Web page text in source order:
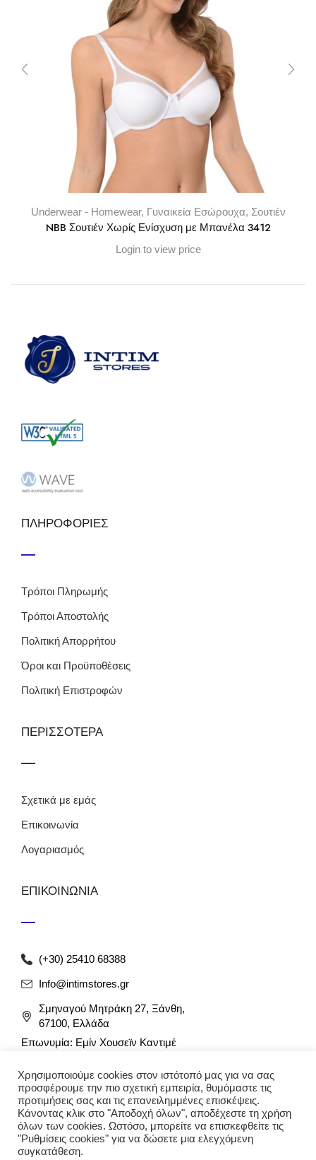
Underwear - Homewear, Γυναικεία Εσώρουχα, Σουτιέν
NBB Σουτιέν Χωρίς Ενίσχυση με Μπανέλα 3412
Login to view price
ΠΛΗΡΟΦΟΡΙΕΣ
Τρόποι Πληρωμής
Τρόποι Αποστολής
Πολιτική Απορρήτου
Όροι και Προϋποθέσεις
Πολιτική Επιστροφών
ΠΕΡΙΣΣΟΤΕΡΑ
Σχετικά με εμάς
Επικοινωνία
Λογαριασμός
ΕΠΙΚΟΙΝΩΝΙΑ
(+30) 25410 68388
Info@intimstores.gr
Σμηναγού Μητράκη 27, Ξάνθη,
67100, Ελλάδα
Επωνυμία: Εμίν Χουσεϊν Καντιμέ
Αρ. Γ.Ε.ΜΗ: 012349946000
Χρησιμοποιούμε cookies στον ιστότοπό μας για να σας
προσφέρουμε την πιο σχετική εμπειρία, θυμόμαστε τις
προτιμήσεις σας και τις επανειλημμένες επισκέψεις.
Κάνοντας κλικ στο "Αποδοχή όλων", αποδέχεστε τη χρήση
όλων των cookies. Ωστόσο, μπορείτε να επισκεφθείτε τις
"Ρυθμίσεις cookies" για να δώσετε μια ελεγχόμενη
συγκατάθεση.